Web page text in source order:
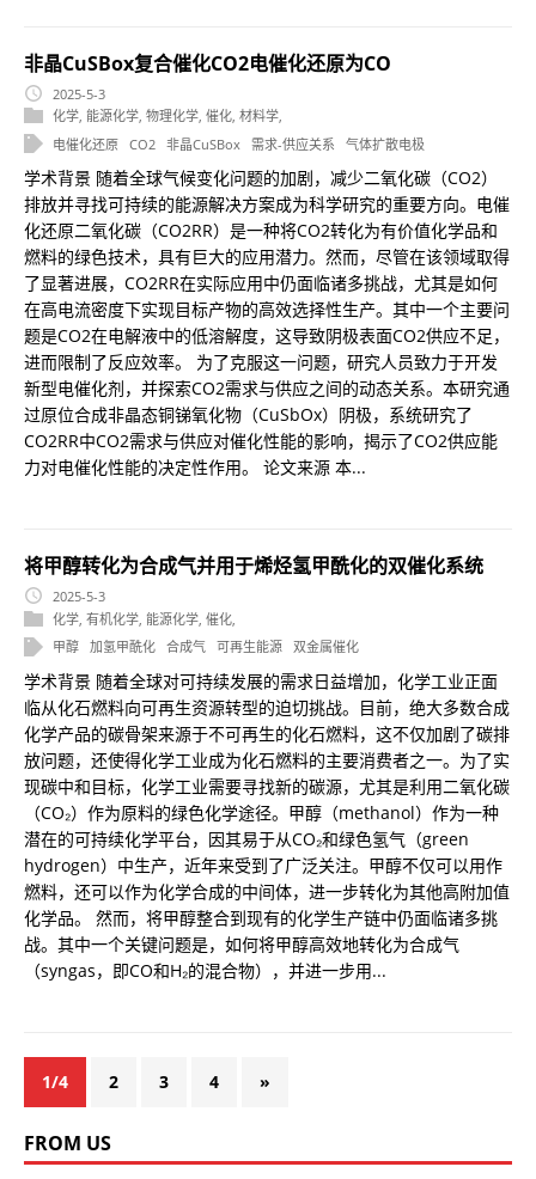
非晶CuSBox复合催化CO2电催化还原为CO
2025-5-3
化学 能源化学 物理化学 催化 材料学
电催化还原 CO2 非晶CuSBox 需求-供应关系 气体扩散电极
学术背景 随着全球气候变化问题的加剧，减少二氧化碳（CO2）
排放并寻找可持续的能源解决方案成为科学研究的重要方向。电催
化还原二氧化碳（CO2RR）是一种将CO2转化为有价值化学品和
燃料的绿色技术，具有巨大的应用潜力。然而，尽管在该领域取得
了显著进展，CO2RR在实际应用中仍面临诸多挑战，尤其是如何
在高电流密度下实现目标产物的高效选择性生产。其中一个主要问
题是CO2在电解液中的低溶解度，这导致阴极表面CO2供应不足，
进而限制了反应效率。 为了克服这一问题，研究人员致力于开发
新型电催化剂，并探索CO2需求与供应之间的动态关系。本研究通
过原位合成非晶态铜锑氧化物（CuSbOx）阴极，系统研究了
CO2RR中CO2需求与供应对催化性能的影响，揭示了CO2供应能
力对电催化性能的决定性作用。 论文来源 本...
将甲醇转化为合成气并用于烯烃氢甲酰化的双催化系统
2025-5-3
化学 有机化学 能源化学 催化
甲醇 加氢甲酰化 合成气 可再生能源 双金属催化
学术背景 随着全球对可持续发展的需求日益增加，化学工业正面
临从化石燃料向可再生资源转型的迫切挑战。目前，绝大多数合成
化学产品的碳骨架来源于不可再生的化石燃料，这不仅加剧了碳排
放问题，还使得化学工业成为化石燃料的主要消费者之一。为了实
现碳中和目标，化学工业需要寻找新的碳源，尤其是利用二氧化碳
（CO₂）作为原料的绿色化学途径。甲醇（methanol）作为一种
潜在的可持续化学平台，因其易于从CO₂和绿色氢气（green
hydrogen）中生产，近年来受到了广泛关注。甲醇不仅可以用作
燃料，还可以作为化学合成的中间体，进一步转化为其他高附加值
化学品。 然而，将甲醇整合到现有的化学生产链中仍面临诸多挑
战。其中一个关键问题是，如何将甲醇高效地转化为合成气
（syngas，即CO和H₂的混合物），并进一步用...
1/4 2 3 4 »
FROM US